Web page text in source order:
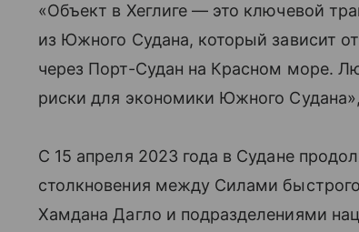
«Объект в Хеглиге — это ключевой
из Южного Судана, который зависит
через Порт-Судан на Красном море.
риски для экономики Южного
С 15 апреля 2023 года в Судане
столкновения между Силами
Хамдана Дагло и подразделениями